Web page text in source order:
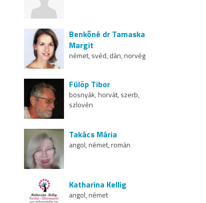
Benkőné dr Tamaska
Margit
német, svéd, dán, norvég
Fülöp Tibor
bosnyák, horvát, szerb,
szlovén
Takács Mária
angol, német, román
Katharina Kellig
angol, német